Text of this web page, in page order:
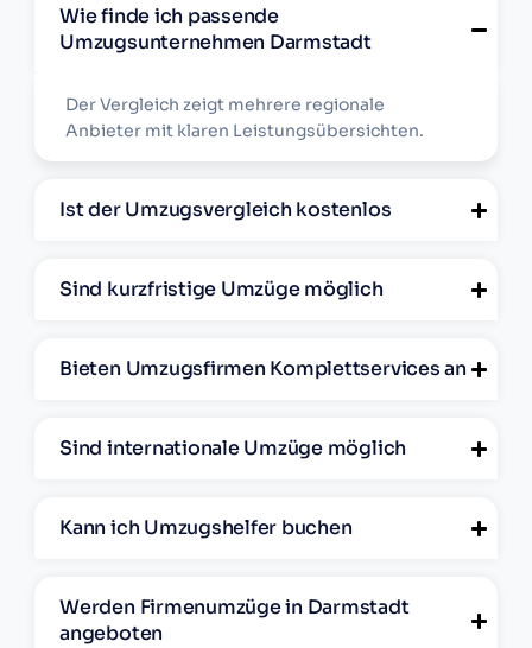
Wie finde ich passende
Umzugsunternehmen Darmstadt
Der Vergleich zeigt mehrere regionale
Anbieter mit klaren Leistungsübersichten.
Ist der Umzugsvergleich kostenlos
Sind kurzfristige Umzüge möglich
Bieten Umzugsfirmen Komplettservices an
Sind internationale Umzüge möglich
Kann ich Umzugshelfer buchen
Werden Firmenumzüge in Darmstadt
angeboten